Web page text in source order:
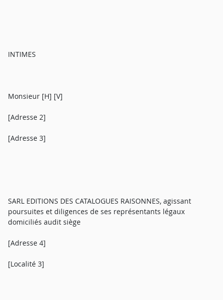
INTIMES
Monsieur [H] [V]
[Adresse 2]
[Adresse 3]
SARL EDITIONS DES CATALOGUES RAISONNES, agissant
poursuites et diligences de ses représentants légaux
domiciliés audit siège
[Adresse 4]
[Localité 3]